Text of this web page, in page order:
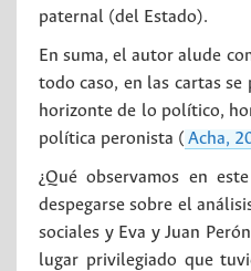
paternal (del Estado).
En suma, el autor alude
todo caso, en las cartas
horizonte de lo político,
política peronista ( Acha,
¿Qué observamos en
despegarse sobre el
sociales y Eva y Juan
lugar privilegiado que